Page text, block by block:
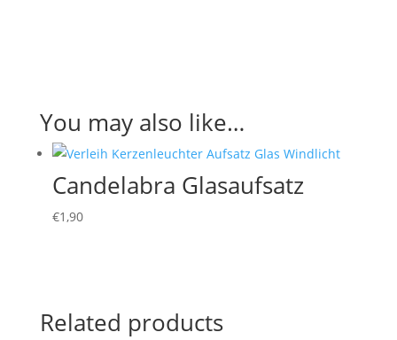
You may also like…
Candelabra Glasaufsatz
€1,90
Related products